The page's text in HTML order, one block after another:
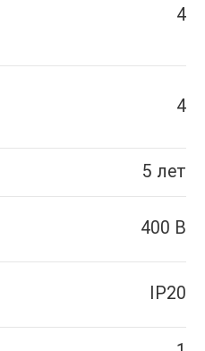
4
4
5 лет
400 В
IP20